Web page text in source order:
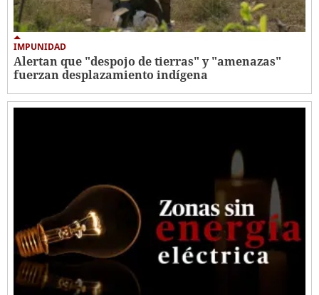
IMPUNIDAD
Alertan que "despojo de tierras" y "amenazas"
fuerzan desplazamiento indígena